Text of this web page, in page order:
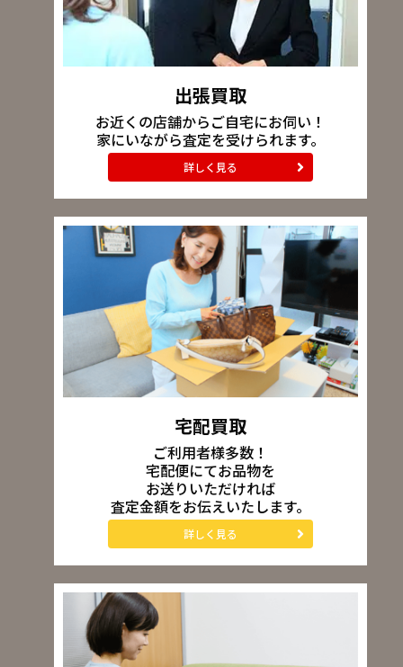
出張買取
お近くの店舗からご自宅にお伺い！
家にいながら査定を受けられます。
詳しく見る
宅配買取
ご利用者様多数！
宅配便にてお品物を
お送りいただければ
査定金額をお伝えいたします。
詳しく見る